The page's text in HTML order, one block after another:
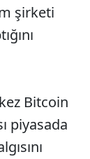
şirketi
Bitcoin
piyasada